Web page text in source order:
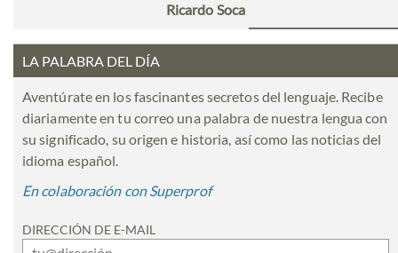
Ricardo Soca
LA PALABRA DEL DÍA
Aventúrate en los fascinantes secretos del lenguaje. Recibe
diariamente en tu correo una palabra de nuestra lengua con
su significado, su origen e historia, así como las noticias del
idioma español.
En colaboración con Superprof
DIRECCIÓN DE E-MAIL